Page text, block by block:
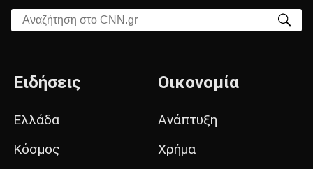
Αναζήτηση στο CNN.gr
Ειδήσεις
Ελλάδα
Κόσμος
Οικονομία
Ανάπτυξη
Χρήμα